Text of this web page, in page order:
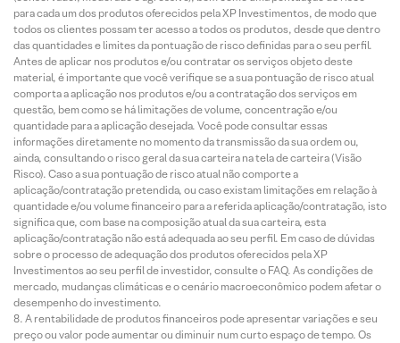
para cada um dos produtos oferecidos pela XP Investimentos, de modo que
todos os clientes possam ter acesso a todos os produtos, desde que dentro
das quantidades e limites da pontuação de risco definidas para o seu perfil.
Antes de aplicar nos produtos e/ou contratar os serviços objeto deste
material, é importante que você verifique se a sua pontuação de risco atual
comporta a aplicação nos produtos e/ou a contratação dos serviços em
questão, bem como se há limitações de volume, concentração e/ou
quantidade para a aplicação desejada. Você pode consultar essas
informações diretamente no momento da transmissão da sua ordem ou,
ainda, consultando o risco geral da sua carteira na tela de carteira (Visão
Risco). Caso a sua pontuação de risco atual não comporte a
aplicação/contratação pretendida, ou caso existam limitações em relação à
quantidade e/ou volume financeiro para a referida aplicação/contratação, isto
significa que, com base na composição atual da sua carteira, esta
aplicação/contratação não está adequada ao seu perfil. Em caso de dúvidas
sobre o processo de adequação dos produtos oferecidos pela XP
Investimentos ao seu perfil de investidor, consulte o FAQ. As condições de
mercado, mudanças climáticas e o cenário macroeconômico podem afetar o
desempenho do investimento.
A rentabilidade de produtos financeiros pode apresentar variações e seu
preço ou valor pode aumentar ou diminuir num curto espaço de tempo. Os